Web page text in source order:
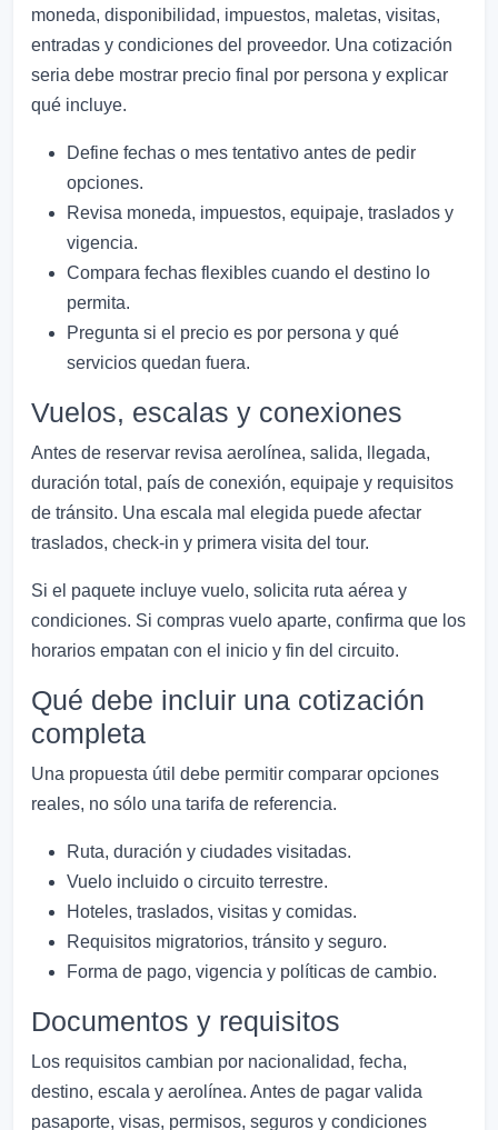
moneda, disponibilidad, impuestos, maletas, visitas,
entradas y condiciones del proveedor. Una cotización
seria debe mostrar precio final por persona y explicar
qué incluye.
Define fechas o mes tentativo antes de pedir
opciones.
Revisa moneda, impuestos, equipaje, traslados y
vigencia.
Compara fechas flexibles cuando el destino lo
permita.
Pregunta si el precio es por persona y qué
servicios quedan fuera.
Vuelos, escalas y conexiones
Antes de reservar revisa aerolínea, salida, llegada,
duración total, país de conexión, equipaje y requisitos
de tránsito. Una escala mal elegida puede afectar
traslados, check-in y primera visita del tour.
Si el paquete incluye vuelo, solicita ruta aérea y
condiciones. Si compras vuelo aparte, confirma que los
horarios empatan con el inicio y fin del circuito.
Qué debe incluir una cotización
completa
Una propuesta útil debe permitir comparar opciones
reales, no sólo una tarifa de referencia.
Ruta, duración y ciudades visitadas.
Vuelo incluido o circuito terrestre.
Hoteles, traslados, visitas y comidas.
Requisitos migratorios, tránsito y seguro.
Forma de pago, vigencia y políticas de cambio.
Documentos y requisitos
Los requisitos cambian por nacionalidad, fecha,
destino, escala y aerolínea. Antes de pagar valida
pasaporte, visas, permisos, seguros y condiciones